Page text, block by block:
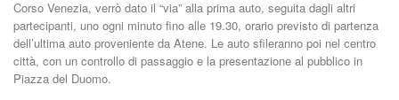
Corso Venezia, verrò dato il “via” alla prima auto, seguita dagli altri
partecipanti, uno ogni minuto fino alle 19.30, orario previsto di partenza
dell’ultima auto proveniente da Atene. Le auto sfileranno poi nel centro
città, con un controllo di passaggio e la presentazione al pubblico in
Piazza del Duomo.